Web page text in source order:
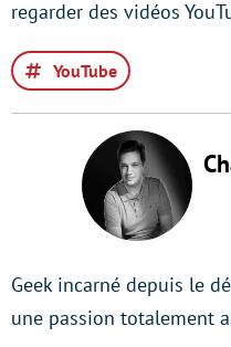
regarder des vidéos
YouTube
Geek incarné depuis le
une passion totalement